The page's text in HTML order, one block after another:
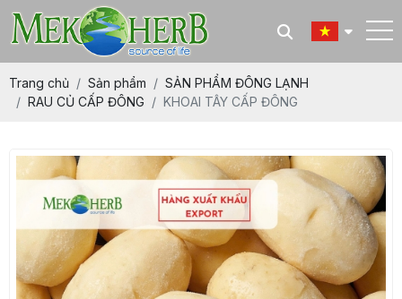
Trang chủ Sản phẩm
SẢN PHẨM ĐÔNG LẠNH
RAU CỦ CẤP ĐÔNG
KHOAI TÂY CẤP ĐÔNG